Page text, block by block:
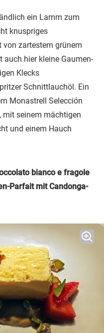
ein Lamm zum
knuspriges
zartestem grünem
auch hier kleine Gaumen-
Klecks
Schnittlauchöl. Ein
Monastrell Selección
mit seinem mächtigen
und einem Hauch
bianco e fragole
Parfait mit Candonga-